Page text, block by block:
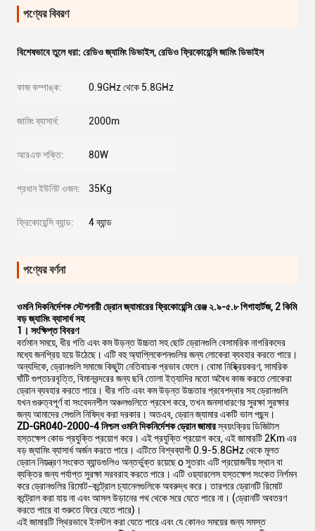
পণ্যের বিবরণ
বিশেষভাবে তুলে ধরা: রেডিও জ্যামিং ডিভাইস,রেডিও ফ্রিকোয়েন্সি জামিং ডিভাইস
কাজ কম্পাঙ্ক: 0.9GHz থেকে 5.8GHz
জামিং ব্যাসার্ধ: 2000m
আরএফ শক্তি: 80W
প্রধান ইউনিট ওজন: 35Kg
ফ্রিকোয়েন্সি ব্যান্ড: 4 ব্যান্ড
পণ্যের বর্ণনা
ওমনি দিকনির্দেশক স্টেশনারী ড্রোন জ্যামারের ফ্রিকোয়েন্সি রেঞ্জ ২.৯-৫.৮ গিগাহার্টজ, 2 কিমি
বড় জ্যামিং ব্যাসার্ধ সহ
1। সংক্ষিপ্ত বিবরণ
বর্তমান সময়ে, ধীর গতি এবং কম উড়ন্ত উচ্চতা সহ ছোট ড্রোনগুলি বেসামরিক নাগরিকদের
মধ্যে জনপ্রিয় হয়ে উঠেছে। এটি বহু অ্যাপ্লিকেশনগুলির জন্য লোকেরা ব্যবহার করতে পারে।
অন্যদিকে, ড্রোনগুলি সমাজে কিছুটা নেতিবাচক প্রভাব ফেলে। বোমা নিষ্ক্রিয়করণ, সামরিক
ঘাঁটি গুপ্তচরবৃত্তি, বিমানবন্দরের জন্য ছবি তোলা ইত্যাদির মতো অবৈধ কাজ করতে লোকেরা
ড্রোন ব্যবহার করতে পারে। ধীর গতি এবং কম উড়ন্ত উচ্চতার প্রবেশদ্বার সহ ড্রোনগুলি
যখন গুরুত্বপূর্ণ বা সংবেদনশীল অঞ্চলগুলিতে প্রবেশ করে, তখন জনসাধারণের সুরক্ষা সুরক্ষার
জন্য আমাদের সেগুলি নিষিদ্ধ করা দরকার। অতএব, ড্রোন জ্যামার একটি ভাল পছন্দ।
ZD-GR040-2000-4 নিশ্চল ওমনি দিকনির্দেশক ড্রোন জামারস্বয়ংক্রিয় ডিজিটাল
হস্তক্ষেপ কোড প্রযুক্তি প্রয়োগ করে। এই প্রযুক্তি প্রয়োগ করে, এই জামারটি 2Km এর
বড় জ্যামিং ব্যাসার্ধ অর্জন করতে পারে। এটিতে বিশ্বব্যাপী 0.9-5.8GHz থেকে মূলত
ড্রোন নিয়ন্ত্রণ সংকেত ব্যান্ডগুলিও অন্তর্ভুক্ত রয়েছে o সুতরাং এটি প্রয়োজনীয় স্থান বা
ব্যক্তির জন্য পর্যাপ্ত সুরক্ষা সরবরাহ করতে পারে। এটি ওয়্যারলেস হস্তক্ষেপ সংকেত নির্গমন
করে ড্রোনগুলির রিমোট-কন্ট্রোল চ্যানেলগুলিকে অবরুদ্ধ করে। তারপরে ড্রোনটি রিমোট
কন্ট্রোল করা যায় না এবং আসল উড়ানের পথ থেকে সরে যেতে পারে না। (ড্রোনটি অবতরণ
করতে পারে বা শুরুতে ফিরে যেতে পারে)।
এই জামারটি স্থিরভাবে ইনস্টল করা যেতে পারে এবং যে কোনও সময়ের জন্য সমস্ত